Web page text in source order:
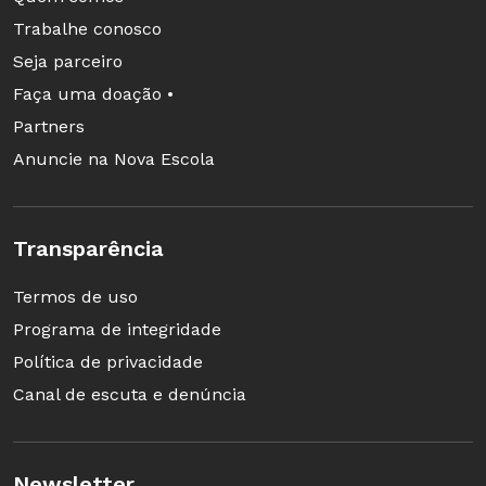
didática de um mês de duração, com
complexidade progressiva. Enquanto testam os
jeitos de pintar, os alunos desenvolvem a
individualidade de criação em atividades
permanentes
Língua Portuguesa
Projeto para fazer um jornal da classe prevê
Trabalhe conosco
Seja parceiro
Faça uma doação •
Partners
Anuncie na Nova Escola
Transparência
Termos de uso
Programa de integridade
Política de privacidade
Canal de escuta e denúncia